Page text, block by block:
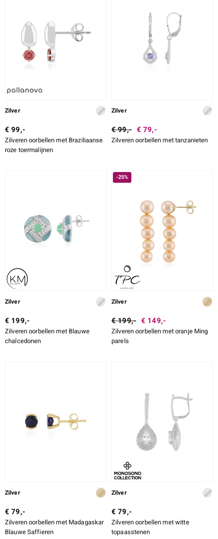
Zilver
€ 99,-
Zilveren oorbellen met Braziliaanse
roze toermalijnen
Zilver
€ 99,- € 79,-
Zilveren oorbellen met tanzanieten
Zilver
€ 199,-
Zilveren oorbellen met Blauwe
chalcedonen
-25%
Zilver
€ 199,- € 149,-
Zilveren oorbellen met oranje Ming
parels
Zilver
€ 79,-
Zilveren oorbellen met Madagaskar
Blauwe Saffieren
Zilver
€ 79,-
Zilveren oorbellen met witte
topaasstenen